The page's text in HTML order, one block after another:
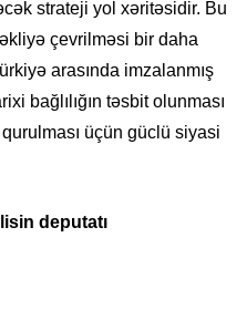
strateji yol xəritəsidir. Bu
çevrilməsi bir daha
arasında imzalanmış
bağlılığın təsbit olunması
üçün güclü siyasi
deputatı